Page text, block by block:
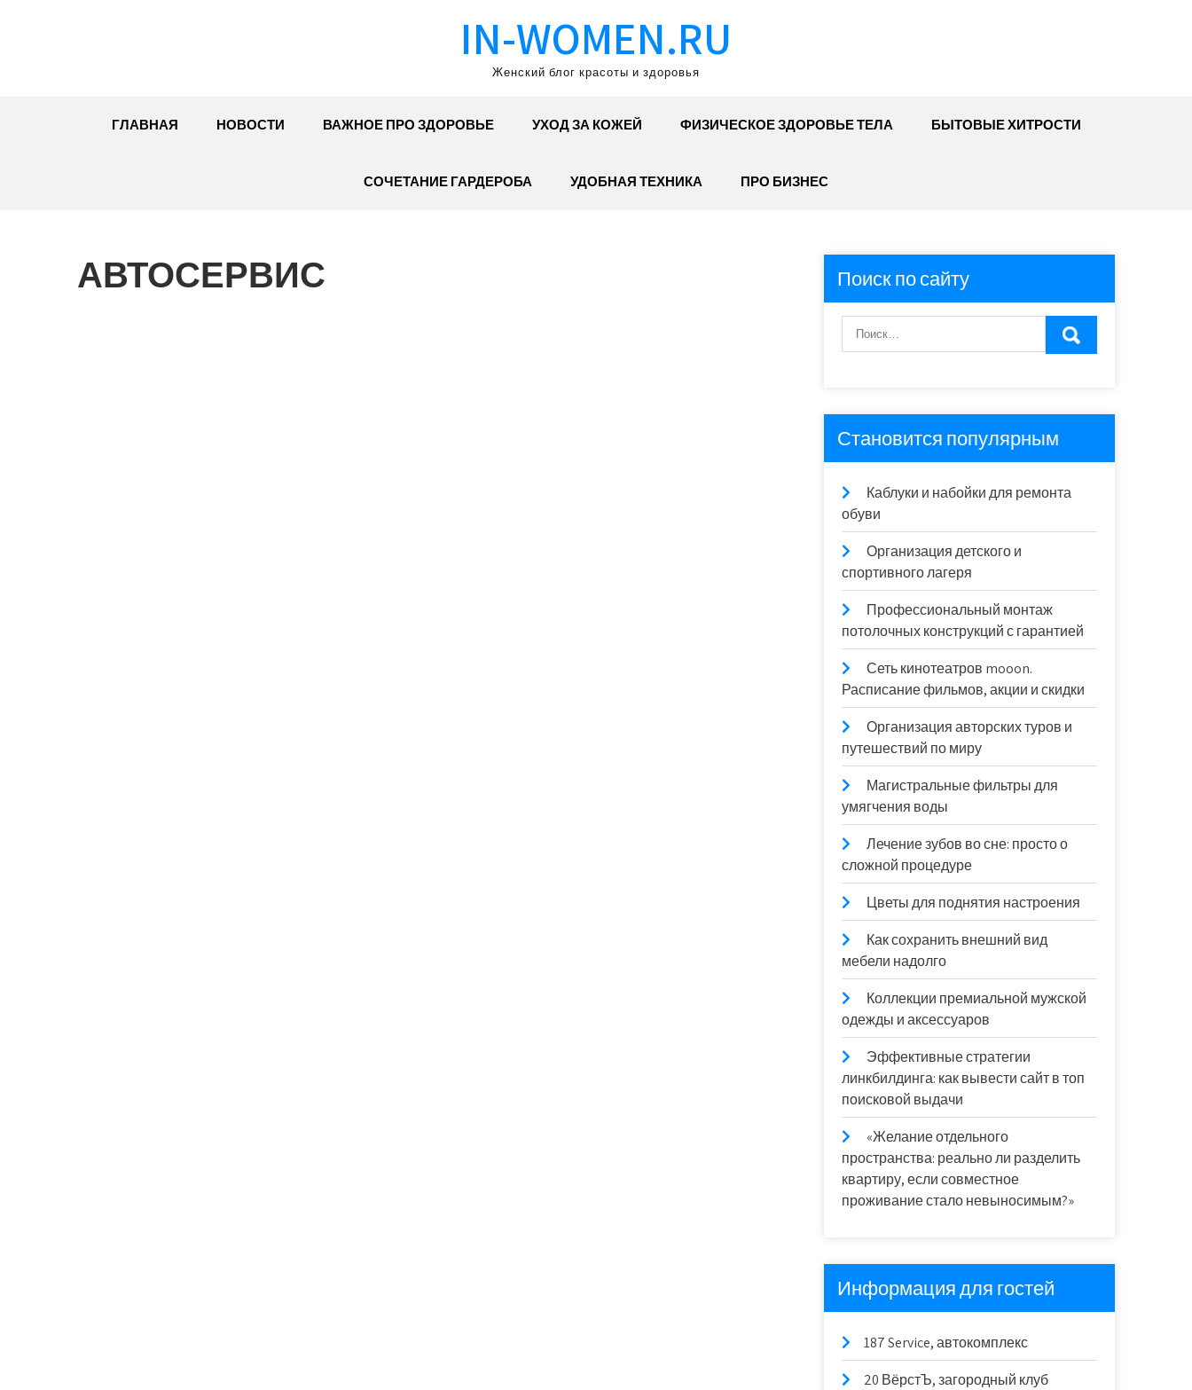
IN-WOMEN.RU
Женский блог красоты и здоровья
ГЛАВНАЯ НОВОСТИ ВАЖНОЕ ПРО ЗДОРОВЬЕ УХОД ЗА КОЖЕЙ ФИЗИЧЕСКОЕ ЗДОРОВЬЕ ТЕЛА БЫТОВЫЕ ХИТРОСТИ
СОЧЕТАНИЕ ГАРДЕРОБА УДОБНАЯ ТЕХНИКА ПРО БИЗНЕС
АВТОСЕРВИС Поиск по сайту
Становится популярным
Каблуки и набойки для ремонта
обуви
Организация детского и
спортивного лагеря
Профессиональный монтаж
потолочных конструкций с гарантией
Сеть кинотеатров mooon.
Расписание фильмов, акции и скидки
Организация авторских туров и
путешествий по миру
Магистральные фильтры для
умягчения воды
Лечение зубов во сне: просто о
сложной процедуре
Цветы для поднятия настроения
Как сохранить внешний вид
мебели надолго
Коллекции премиальной мужской
одежды и аксессуаров
Эффективные стратегии
линкбилдинга: как вывести сайт в топ
поисковой выдачи
«Желание отдельного
пространства: реально ли разделить
квартиру, если совместное
проживание стало невыносимым?»
Информация для гостей
187 Service, автокомплекс
20 ВёрстЪ, загородный клуб